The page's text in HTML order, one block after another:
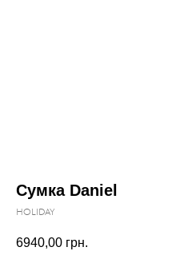
Сумка Daniel
HOLIDAY
6940,00 грн.